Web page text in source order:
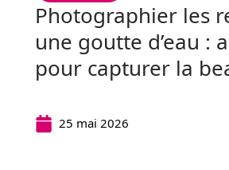
Photographier les
une goutte d’eau :
pour capturer la
25 mai 2026